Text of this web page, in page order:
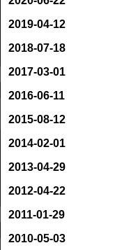
2019-04-12
2018-07-18
2017-03-01
2016-06-11
2015-08-12
2014-02-01
2013-04-29
2012-04-22
2011-01-29
2010-05-03